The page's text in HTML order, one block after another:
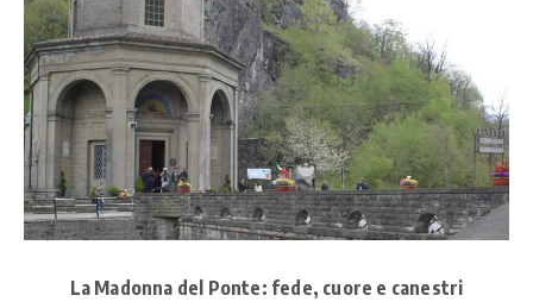
La Madonna del Ponte: fede, cuore e canestri